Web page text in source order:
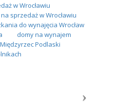
w Wrocławiu
sprzedaż w Wrocławiu
do wynajęcia Wrocław
domy na wynajem
Podlaski